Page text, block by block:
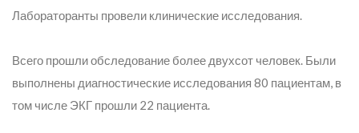
Лабораторанты провели клинические исследования.
Всего прошли обследование более двухсот человек. Были
выполнены диагностические исследования 80 пациентам, в
том числе ЭКГ прошли 22 пациента.